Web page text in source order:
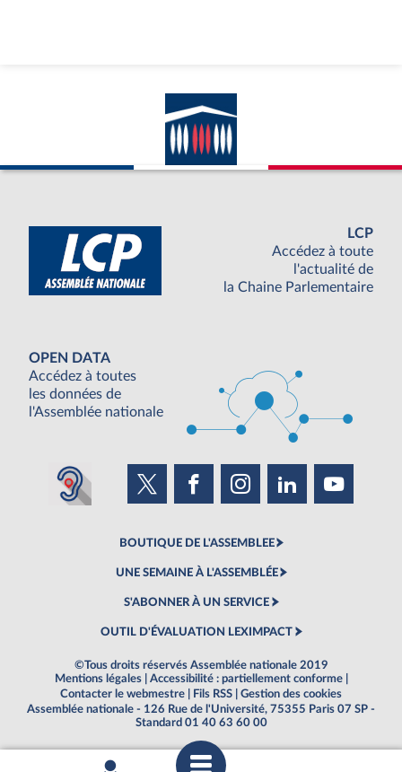
LCP
Accédez à toute
l'actualité de
la Chaine Parlementaire
OPEN DATA
Accédez à toutes
les données de
l'Assemblée nationale
BOUTIQUE DE L'ASSEMBLEE
UNE SEMAINE À L'ASSEMBLÉE
S'ABONNER À UN SERVICE
OUTIL D'ÉVALUATION LEXIMPACT
©Tous droits réservés Assemblée nationale 2019
Mentions légales
Accessibilité : partiellement conforme
Contacter le webmestre
Fils RSS
Gestion des cookies
Assemblée nationale - 126 Rue de l'Université, 75355 Paris 07 SP -
Standard 01 40 63 60 00